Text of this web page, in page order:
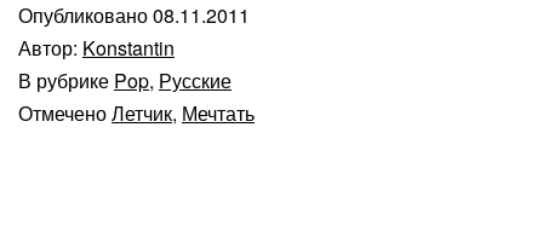
Опубликовано08.11.2011
Автор: Konstantin
В рубрике Pop, Русские
ОтмеченоЛетчик, Мечтать